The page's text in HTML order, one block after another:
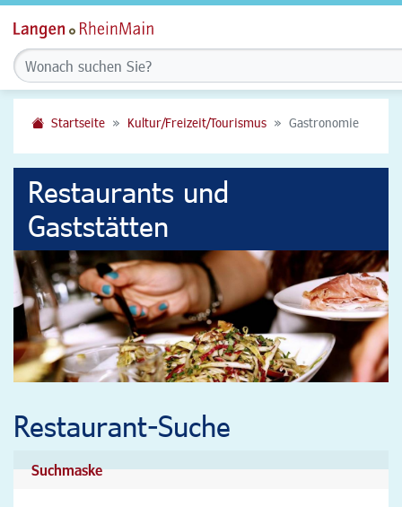
Startseite Kultur/Freizeit/Tourismus Gastronomie
Restaurants und
Gaststätten
Restaurant-Suche
Suchmaske